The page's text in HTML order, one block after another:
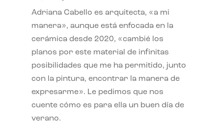
Adriana Cabello es arquitecta, «a mi
manera», aunque está enfocada en la
cerámica desde 2020, «cambié los
planos por este material de infinitas
posibilidades que me ha permitido, junto
con la pintura, encontrar la manera de
expresarme». Le pedimos que nos
cuente cómo es para ella un buen día de
verano.